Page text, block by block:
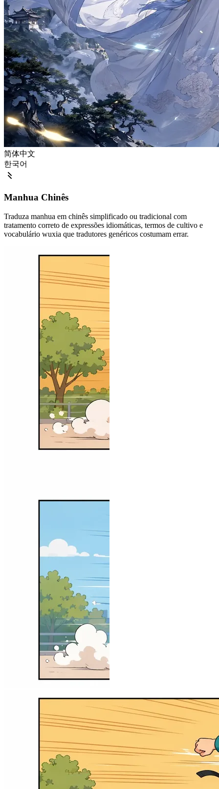
简体中文
한국어
Manhua Chinês
Traduza manhua em chinês simplificado ou tradicional com
tratamento correto de expressões idiomáticas, termos de cultivo e
vocabulário wuxia que tradutores genéricos costumam errar.